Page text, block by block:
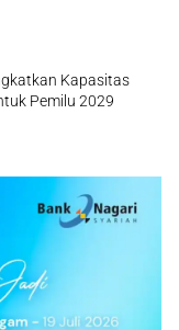
Kapasitas
Pemilu 2029